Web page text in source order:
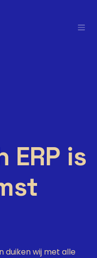
ERP is
duiken wij met alle